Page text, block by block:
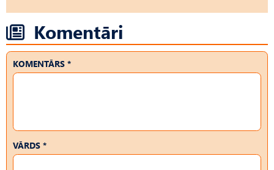
Komentāri
KOMENTĀRS *
VĀRDS *